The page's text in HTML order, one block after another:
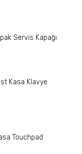
Servis Kapağı
Kasa Klavye
Touchpad